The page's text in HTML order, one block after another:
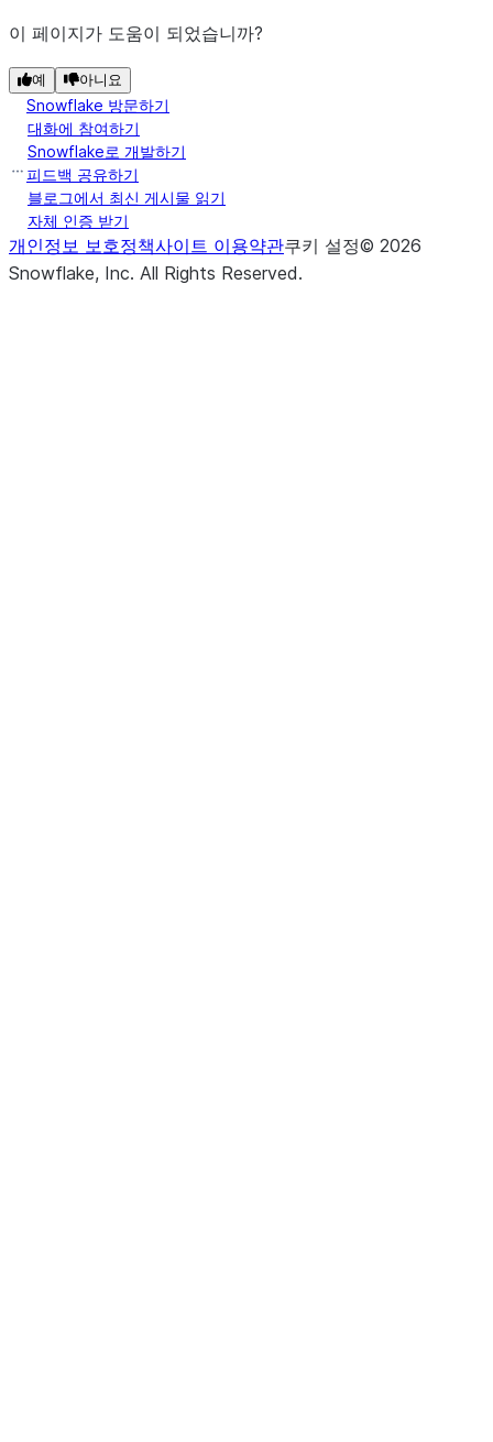
이 페이지가 도움이 되었습니까?
예 아니요
Snowflake 방문하기
대화에 참여하기
Snowflake로 개발하기
피드백 공유하기
블로그에서 최신 게시물 읽기
자체 인증 받기
개인정보 보호정책사이트 이용약관쿠키 설정© 2026
Snowflake, Inc. All Rights Reserved.